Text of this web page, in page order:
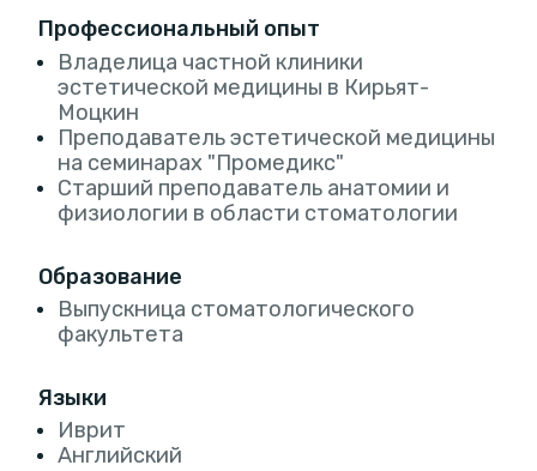
Профессиональный опыт
Владелица частной клиники
эстетической медицины в Кирьят-
Моцкин
Преподаватель эстетической медицины
на семинарах "Промедикс"
Старший преподаватель анатомии и
физиологии в области стоматологии
Образование
Выпускница стоматологического
факультета
Языки
Иврит
Английский